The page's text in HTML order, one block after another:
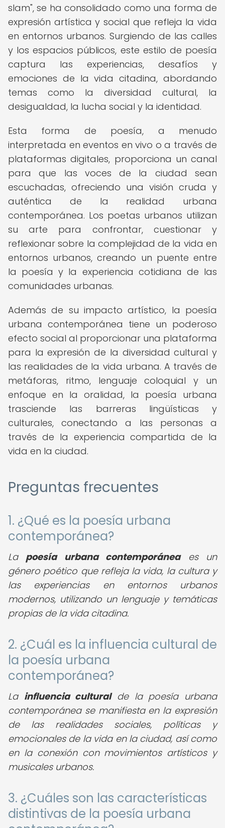
slam", se ha consolidado como una forma de
expresión artística y social que refleja la vida
en entornos urbanos. Surgiendo de las calles
y los espacios públicos, este estilo de poesía
captura las experiencias, desafíos y
emociones de la vida citadina, abordando
temas como la diversidad cultural, la
desigualdad, la lucha social y la identidad.
Esta forma de poesía, a menudo
interpretada en eventos en vivo o a través de
plataformas digitales, proporciona un canal
para que las voces de la ciudad sean
escuchadas, ofreciendo una visión cruda y
auténtica de la realidad urbana
contemporánea. Los poetas urbanos utilizan
su arte para confrontar, cuestionar y
reflexionar sobre la complejidad de la vida en
entornos urbanos, creando un puente entre
la poesía y la experiencia cotidiana de las
comunidades urbanas.
Además de su impacto artístico, la poesía
urbana contemporánea tiene un poderoso
efecto social al proporcionar una plataforma
para la expresión de la diversidad cultural y
las realidades de la vida urbana. A través de
metáforas, ritmo, lenguaje coloquial y un
enfoque en la oralidad, la poesía urbana
trasciende las barreras lingüísticas y
culturales, conectando a las personas a
través de la experiencia compartida de la
vida en la ciudad.
Preguntas frecuentes
1. ¿Qué es la poesía urbana
contemporánea?
La poesía urbana contemporáneaes un
género poético que refleja la vida, la cultura y
las experiencias en entornos urbanos
modernos, utilizando un lenguaje y temáticas
propias de la vida citadina.
2. ¿Cuál es la influencia cultural de
la poesía urbana
contemporánea?
La influencia culturalde la poesía urbana
contemporánea se manifiesta en la expresión
de las realidades sociales, políticas y
emocionales de la vida en la ciudad, así como
en la conexión con movimientos artísticos y
musicales urbanos.
3. ¿Cuáles son las características
distintivas de la poesía urbana